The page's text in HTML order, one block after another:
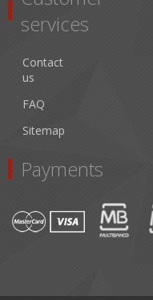
services
Contact
us
FAQ
Sitemap
Payments